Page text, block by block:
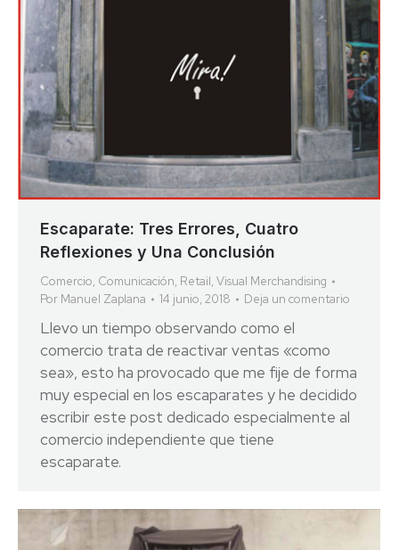
Escaparate: Tres Errores, Cuatro
Reflexiones y Una Conclusión
Comercio, Comunicación, Retail, Visual Merchandising
Por Manuel Zaplana 14 junio, 2018 Deja un comentario
Llevo un tiempo observando como el
comercio trata de reactivar ventas «como
sea», esto ha provocado que me fije de forma
muy especial en los escaparates y he decidido
escribir este post dedicado especialmente al
comercio independiente que tiene
escaparate.